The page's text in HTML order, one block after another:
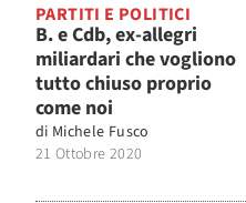
PARTITI E POLITICI
B. e Cdb, ex-allegri
miliardari che vogliono
tutto chiuso proprio
come noi
di Michele Fusco
21 Ottobre 2020